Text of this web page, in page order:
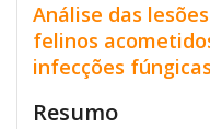
Análise das
felinos
infecções fúngicas
Resumo